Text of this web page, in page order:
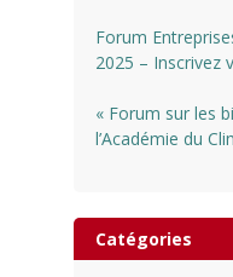
Forum
2025 – Inscrivez
« Forum sur les
l’Académie du
Catégories